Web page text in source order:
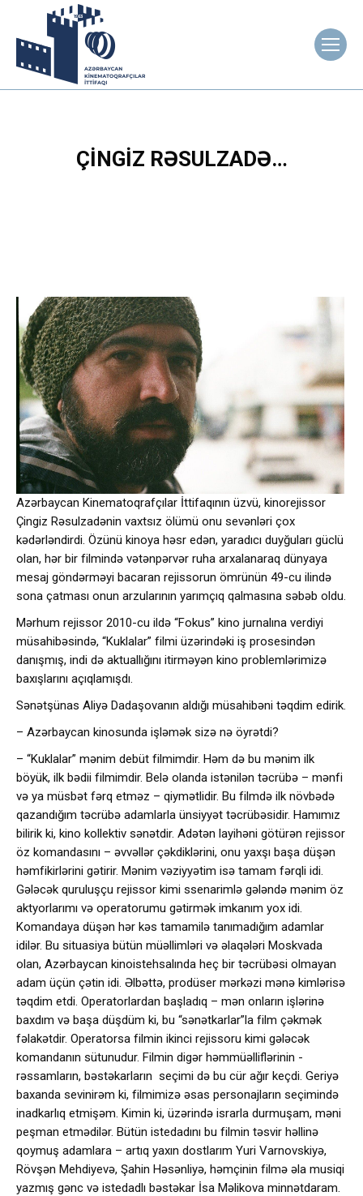
ÇINGIZ RƏSULZADƏ…
Azərbaycan Kinematoqrafçılar İttifaqının üzvü, kinorejissor
Çingiz Rəsulzadənin vaxtsız ölümü onu sevənləri çox
kədərləndirdi. Özünü kinoya həsr edən, yaradıcı duyğuları güclü
olan, hər bir filmində vətənpərvər ruha arxalanaraq dünyaya
mesaj göndərməyi bacaran rejissorun ömrünün 49-cu ilində
sona çatması onun arzularının yarımçıq qalmasına səbəb oldu.
Mərhum rejissor 2010-cu ildə “Fokus” kino jurnalına verdiyi
müsahibəsində, “Kuklalar” filmi üzərindəki iş prosesindən
danışmış, indi də aktuallığını itirməyən kino problemlərimizə
baxışlarını açıqlamışdı.
Sənətşünas Aliyə Dadaşovanın aldığı müsahibəni təqdim edirik.
– Azərbaycan kinosunda işləmək sizə nə öyrətdi?
– “Kuklalar” mənim debüt filmimdir. Həm də bu mənim ilk
böyük, ilk bədii filmimdir. Belə olanda istənilən təcrübə – mənfi
və ya müsbət fərq etməz – qiymətlidir. Bu filmdə ilk növbədə
qazandığım təcrübə adamlarla ünsiyyət təcrübəsidir. Hamımız
bilirik ki, kino kollektiv sənətdir. Adətən layihəni götürən rejissor
öz komandasını – əvvəllər çəkdiklərini, onu yaxşı başa düşən
həmfikirlərini gətirir. Mənim vəziyyətim isə tamam fərqli idi.
Gələcək quruluşçu rejissor kimi ssenarimlə gələndə mənim öz
aktyorlarımı və operatorumu gətirmək imkanım yox idi.
Komandaya düşən hər kəs tamamilə tanımadığım adamlar
idilər. Bu situasiya bütün müəllimləri və əlaqələri Moskvada
olan, Azərbaycan kinoistehsalında heç bir təcrübəsi olmayan
adam üçün çətin idi. Əlbəttə, prodüser mərkəzi mənə kimlərisə
təqdim etdi. Operatorlardan başladıq – mən onların işlərinə
baxdım və başa düşdüm ki, bu “sənətkarlar”la film çəkmək
fəlakətdir. Operatorsa filmin ikinci rejissoru kimi gələcək
komandanın sütunudur. Filmin digər həmmüəlliflərinin -
rəssamların, bəstəkarların seçimi də bu cür ağır keçdi. Geriyə
baxanda sevinirəm ki, filmimizə əsas personajların seçimində
inadkarlıq etmişəm. Kimin ki, üzərində israrla durmuşam, məni
peşman etmədilər. Bütün istedadını bu filmin təsvir həllinə
qoymuş adamlara – artıq yaxın dostlarım Yuri Varnovskiyə,
Rövşən Mehdiyevə, Şahin Həsənliyə, həmçinin filmə əla musiqi
yazmış gənc və istedadlı bəstəkar İsa Məlikova minnətdaram.